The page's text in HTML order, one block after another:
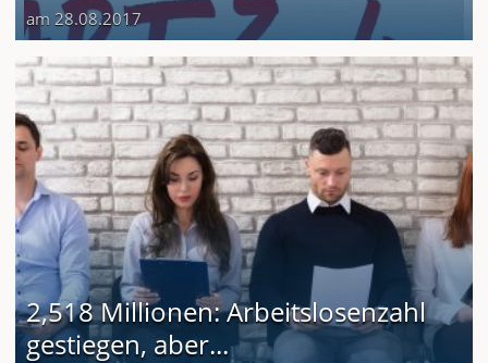
am 28.08.2017
2,518 Millionen: Arbeitslosenzahl
gestiegen, aber...